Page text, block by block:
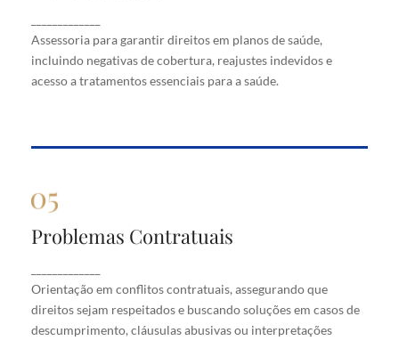
Assessoria para garantir direitos em planos de saúde,
incluindo negativas de cobertura, reajustes indevidos e
acesso a tratamentos essenciais para a saúde.
saúde, incluindo negativas de cobertura, reajustes
indevidos e acesso a tratamentos essenciais para a
saúde.
Problemas Contratuais
Orientação em conflitos contratuais, assegurando que
direitos sejam respeitados e buscando soluções em casos de
descumprimento, cláusulas abusivas ou interpretações
Problemas Contratuais
que direitos sejam respeitados e buscando soluções
em casos de descumprimento, cláusulas abusivas
ou interpretações divergentes.